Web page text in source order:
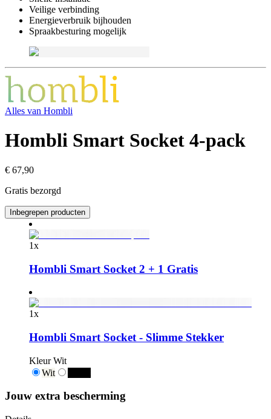
Veilige verbinding
Energieverbruik bijhouden
Spraakbesturing mogelijk
Alles van Hombli
Hombli Smart Socket 4-pack
€ 67,90
Gratis bezorgd
Inbegrepen producten
1x
Hombli Smart Socket 2 + 1 Gratis
1x
Hombli Smart Socket - Slimme Stekker
Kleur Wit
Wit
Jouw extra bescherming